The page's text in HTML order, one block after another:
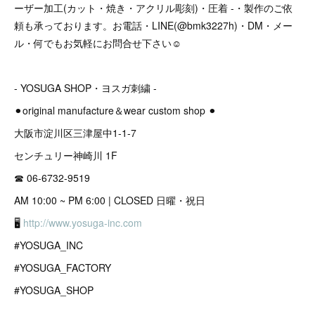
ーザー加工(カット・焼き・アクリル彫刻)・圧着 -・製作のご依
頼も承っております。お電話・LINE(@bmk3227h)・DM・メー
ル・何でもお気軽にお問合せ下さい☺︎
- YOSUGA SHOP・ヨスガ刺繍 -
⚫︎original manufacture＆wear custom shop ⚫︎
大阪市淀川区三津屋中1-1-7
センチュリー神崎川 1F
☎︎ 06-6732-9519
AM 10:00 ~ PM 6:00 | CLOSED 日曜・祝日
🖥 http://www.yosuga-inc.com
#YOSUGA_INC
#YOSUGA_FACTORY
#YOSUGA_SHOP